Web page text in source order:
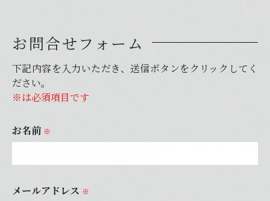
お問合せフォーム
下記内容を入力いただき、送信ボタンをクリックしてく
ださい。
※は必須項目です
お名前 ※
メールアドレス ※